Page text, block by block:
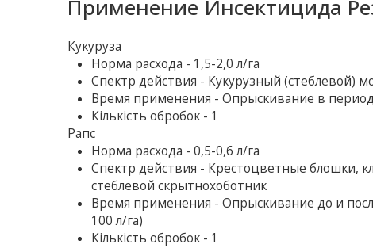
Применение Инсектицида
Кукуруза
Норма расхода - 1,5-2,0 л/га
Спектр действия - Кукурузный (стеблевой)
Время применения - Опрыскивание в период
Кількість обробок - 1
Рапс
Норма расхода - 0,5-0,6 л/га
Спектр действия - Крестоцветные блошки,
стеблевой скрытнохоботник
Время применения - Опрыскивание до и
100 л/га)
Кількість обробок - 1